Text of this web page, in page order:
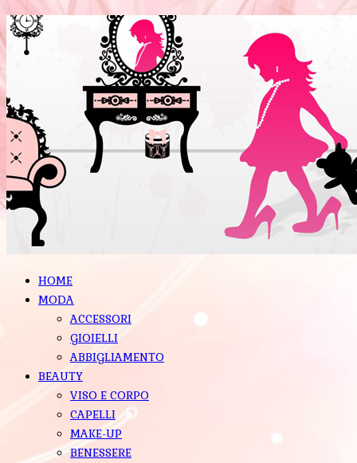
HOME
MODA
ACCESSORI
GIOIELLI
ABBIGLIAMENTO
BEAUTY
VISO E CORPO
CAPELLI
MAKE-UP
BENESSERE